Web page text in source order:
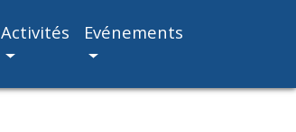
Activités Evénements